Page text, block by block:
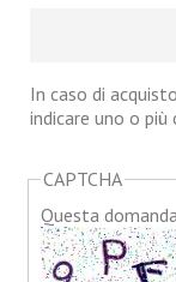
In caso di
indicare uno o
CAPTCHA
Questa